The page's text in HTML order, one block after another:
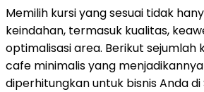
Memilih kursi yang sesuai tidak
keindahan, termasuk kualitas,
optimalisasi area. Berikut sejumlah
cafe minimalis yang
diperhitungkan untuk bisnis Anda di